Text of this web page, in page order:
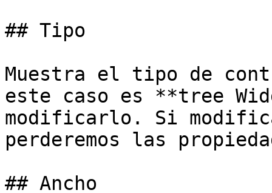
## Tipo
Muestra el tipo de
este caso es **tree
modificarlo. Si
perderemos las
## Ancho